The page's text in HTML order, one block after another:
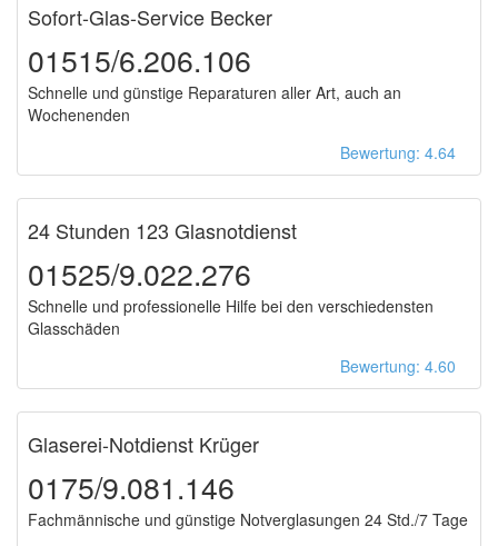
Sofort-Glas-Service Becker
01515/6.206.106
Schnelle und günstige Reparaturen aller Art, auch an
Wochenenden
Bewertung: 4.64
24 Stunden 123 Glasnotdienst
01525/9.022.276
Schnelle und professionelle Hilfe bei den verschiedensten
Glasschäden
Bewertung: 4.60
Glaserei-Notdienst Krüger
0175/9.081.146
Fachmännische und günstige Notverglasungen 24 Std./7 Tage